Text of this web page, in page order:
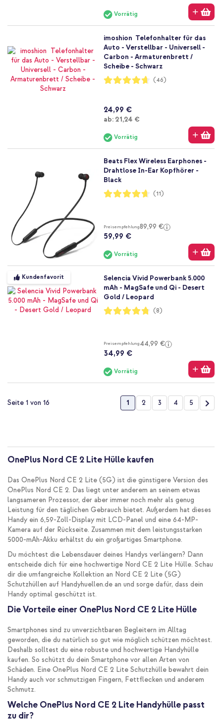
Vorrätig
imoshion Telefonhalter für das
Auto - Verstellbar - Universell -
Carbon - Armaturenbrett /
Scheibe - Schwarz
Bewertung:
93%
(46)
24,99 €
ab: Ab
21,24 €
Vorrätig
Beats Flex Wireless Earphones -
Drahtlose In-Ear Kopfhörer -
Black
Bewertung:
93%
(11)
Preisempfehlung89,99 €
59,99 €
Vorrätig
Kundenfavorit
Selencia Vivid Powerbank 5.000
mAh - MagSafe und Qi - Desert
Gold / Leopard
Bewertung:
95%
(8)
Preisempfehlung44,99 €
34,99 €
Vorrätig
Seite 1 von 16 SeiteSie lesen gerade die Seite
1 Seite
2 Seite
3 Seite
4 Seite
5
OnePlus Nord CE 2 Lite Hülle kaufen
Das OnePlus Nord CE 2 Lite (5G) ist die günstigere Version des
OnePlus Nord CE 2. Das liegt unter anderem an seinem etwas
langsameren Prozessor, der aber immer noch mehr als genug
Leistung für den täglichen Gebrauch bietet. Außerdem hat dieses
Handy ein 6,59-Zoll-Display mit LCD-Panel und eine 64-MP-
Kamera auf der Rückseite. Zusammen mit dem leistungsstarken
5000-mAh-Akku erhältst du ein großartiges Smartphone.
Du möchtest die Lebensdauer deines Handys verlängern? Dann
entscheide dich für eine hochwertige Nord CE 2 Lite Hülle. Schau
dir die umfangreiche Kollektion an Nord CE 2 Lite (5G)
Schutzhüllen auf Handyhuellen.de an und sorge dafür, dass dein
Handy optimal geschützt ist.
Die Vorteile einer OnePlus Nord CE 2 Lite Hülle
Smartphones sind zu unverzichtbaren Begleitern im Alltag
geworden, die du natürlich so gut wie möglich schützen möchtest.
Deshalb solltest du eine robuste und hochwertige Handyhülle
kaufen. So schützt du dein Smartphone vor allen Arten von
Schäden. Eine OnePlus Nord CE 2 Lite Schutzhülle bewahrt dein
Handy auch vor schmutzigen Fingern, Fettflecken und anderem
Schmutz.
Welche OnePlus Nord CE 2 Lite Handyhülle passt
zu dir?